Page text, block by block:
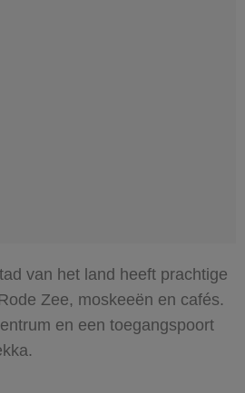
van het land heeft prachtige
Zee, moskeeën en cafés.
en een toegangspoort